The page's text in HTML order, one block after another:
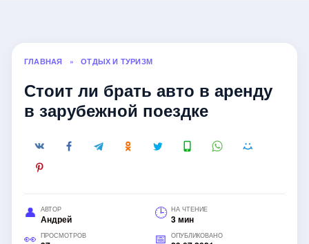
ГЛАВНАЯ » ОТДЫХ И ТУРИЗМ
Стоит ли брать авто в аренду
в зарубежной поездке
АВТОР
Андрей
НА ЧТЕНИЕ
3 мин
ПРОСМОТРОВ ОПУБЛИКОВАНО